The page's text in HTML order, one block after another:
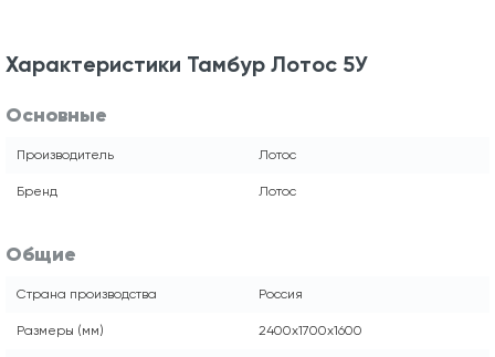
Характеристики Тамбур Лотос 5У
Основные
Производитель Лотос
Бренд Лотос
Общие
Страна производства Россия
Размеры (мм) 2400x1700x1600